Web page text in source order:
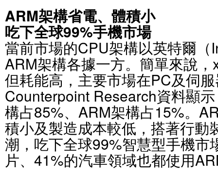
ARM架構省電、體積小
吃下全球99%手機市場
當前市場的CPU架構以英特爾
ARM架構各據一方。簡單來說
但耗能高，主要市場在PC及伺
Counterpoint Research資料顯
構占85%、ARM架構占15%。
積小及製造成本較低，搭著行動
潮，吃下全球99%智慧型手機市
片、41%的汽車領域也都使用